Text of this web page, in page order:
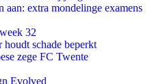
extra mondelinge examens
32
schade beperkt
zege FC Twente
Evolved